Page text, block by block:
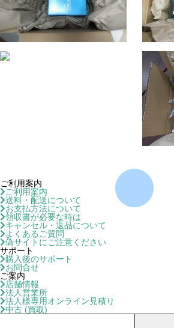
ご利用案内
ご利用案内
送料・配送について
お支払方法について
領収書が必要な時は
キャンセル・返品について
よくあるご質問
偽サイトにご注意ください
サポート
購入後のサポート
お問合せ
ご案内
店舗情報
法人営業所
法人様専用オンライン見積り
中古 (買取)